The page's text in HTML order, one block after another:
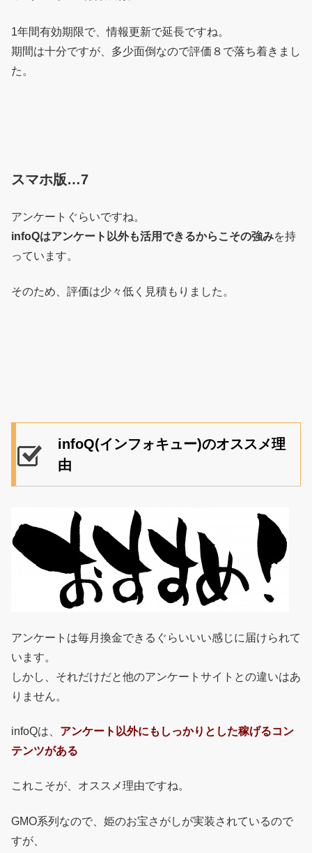
1年間有効期限で、情報更新で延長ですね。
期間は十分ですが、多少面倒なので評価８で落ち着きまし
た。
スマホ版…7
アンケートぐらいですね。
infoQはアンケート以外も活用できるからこその強みを持
っています。
そのため、評価は少々低く見積もりました。
infoQ(インフォキュー)のオススメ理
由
アンケートは毎月換金できるぐらいいい感じに届けられて
います。
しかし、それだけだと他のアンケートサイトとの違いはあ
りません。
infoQは、 アンケート以外にもしっかりとした稼げるコン
テンツがある
これこそが、オススメ理由ですね。
GMO系列なので、姫のお宝さがしが実装されているので
すが、